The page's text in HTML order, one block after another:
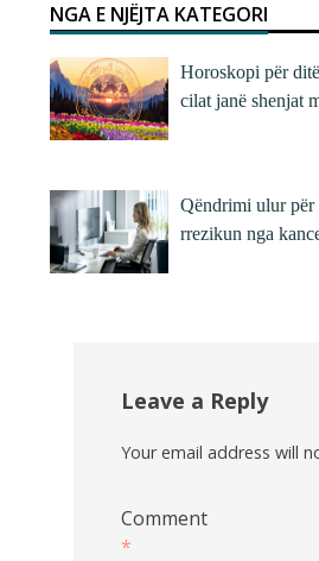
NGA E NJËJTA KATEGORI
Horoskopi për
cilat janë shenjat
Qëndrimi ulur për
rrezikun nga
Leave a Reply
Your email address will
Comment
*